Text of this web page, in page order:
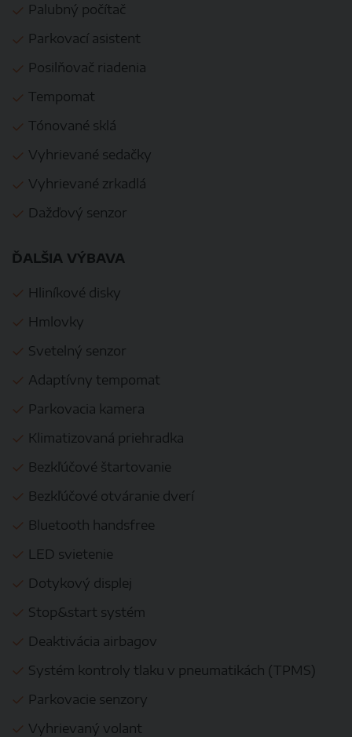
Palubný počítač
Parkovací asistent
Posilňovač riadenia
Tempomat
Tónované sklá
Vyhrievané sedačky
Vyhrievané zrkadlá
Dažďový senzor
ĎALŠIA VÝBAVA
Hliníkové disky
Hmlovky
Svetelný senzor
Adaptívny tempomat
Parkovacia kamera
Klimatizovaná priehradka
Bezkľúčové štartovanie
Bezkľúčové otváranie dverí
Bluetooth handsfree
LED svietenie
Dotykový displej
Stop&start systém
Deaktivácia airbagov
Systém kontroly tlaku v pneumatikách (TPMS)
Parkovacie senzory
Vyhrievaný volant